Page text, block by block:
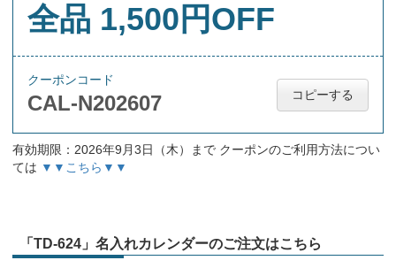
全品 1,500円OFF
クーポンコード
CAL-N202607 コピーする
有効期限：2026年9月3日（木）まで クーポンのご利用方法につい
ては ▼▼こちら▼▼
「TD-624」名入れカレンダーのご注文はこちら